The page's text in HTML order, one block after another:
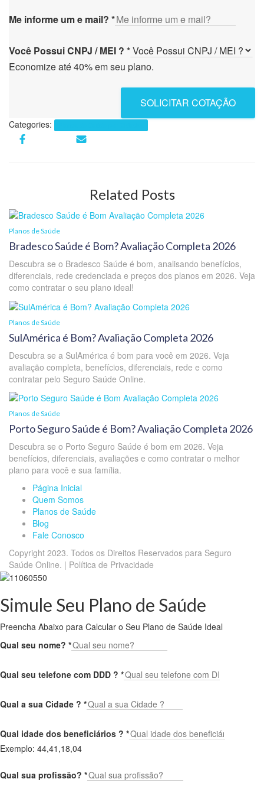
Me informe um e mail? *
Você Possui CNPJ / MEI ? *
Economize até 40% em seu plano.
SOLICITAR COTAÇÃO
Categories:
Related Posts
Planos de Saúde
Bradesco Saúde é Bom? Avaliação Completa 2026
Descubra se o Bradesco Saúde é bom, analisando benefícios,
diferenciais, rede credenciada e preços dos planos em 2026. Veja
como contratar o seu plano ideal!
Planos de Saúde
SulAmérica é Bom? Avaliação Completa 2026
Descubra se a SulAmérica é bom para você em 2026. Veja
avaliação completa, benefícios, diferenciais, rede e como
contratar pelo Seguro Saúde Online.
Planos de Saúde
Porto Seguro Saúde é Bom? Avaliação Completa 2026
Descubra se o Porto Seguro Saúde é bom em 2026. Veja
benefícios, diferenciais, avaliações e como contratar o melhor
plano para você e sua família.
Página Inicial
Quem Somos
Planos de Saúde
Blog
Fale Conosco
Copyright 2023. Todos os Direitos Reservados para Seguro
Saúde Online. | Política de Privacidade
Simule Seu Plano de Saúde
Preencha Abaixo para Calcular o Seu Plano de Saúde Ideal
Qual seu nome? *
Qual seu telefone com DDD ? *
Qual a sua Cidade ? *
Qual idade dos beneficiários ? *
Exemplo: 44,41,18,04
Qual sua profissão? *